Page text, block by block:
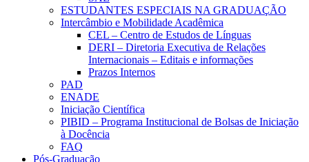
ESTUDANTES ESPECIAIS NA GRADUAÇÃO
Intercâmbio e Mobilidade Acadêmica
CEL – Centro de Estudos de Línguas
DERI – Diretoria Executiva de Relações
Internacionais – Editais e informações
Prazos Internos
PAD
ENADE
Iniciação Científica
PIBID – Programa Institucional de Bolsas de Iniciação
à Docência
FAQ
Pós-Graduação